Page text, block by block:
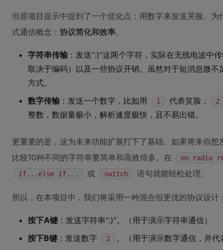
但原项目提示中提到了一个优化点：用数字来发送哭脸。
式通信概念： 协议简化和效率。
字符串传输 ：发送“:)”这两个字符，实际在无线电波中
取决于编码）以及一些协议开销。虽然对于短消息微不
方式。
数字传输 ：发送一个数字，比如用 1 代表笑脸， 2
整数，数据量极小，解析速度极快，且不易出错。
更重要的是，这为未来功能扩展打下了基础。如果将来你
比较10种不同的字符串要简单和高效得多。在
on radio
if...else if...
或 switch 语句就能轻松处理。
所以，在本项目中，我们将采用一种混合但更优的协议设计
按下A键 ：发送字符串“:)”。（用于演示字符串通信）
按下B键 ：发送数字 2 。（用于演示数字通信，并代